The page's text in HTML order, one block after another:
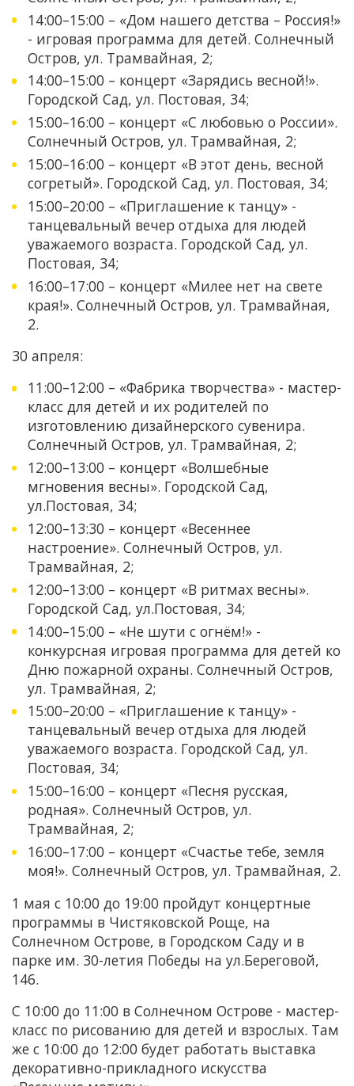
14:00–15:00 – «Дом нашего детства – Россия!»
- игровая программа для детей. Солнечный
Остров, ул. Трамвайная, 2;
14:00–15:00 – концерт «Зарядись весной!».
Городской Сад, ул. Постовая, 34;
15:00–16:00 – концерт «С любовью о России».
Солнечный Остров, ул. Трамвайная, 2;
15:00–16:00 – концерт «В этот день, весной
согретый». Городской Сад, ул. Постовая, 34;
15:00–20:00 – «Приглашение к танцу» -
танцевальный вечер отдыха для людей
уважаемого возраста. Городской Сад, ул.
Постовая, 34;
16:00–17:00 – концерт «Милее нет на свете
края!». Солнечный Остров, ул. Трамвайная,
2.
30 апреля:
11:00–12:00 – «Фабрика творчества» - мастер-
класс для детей и их родителей по
изготовлению дизайнерского сувенира.
Солнечный Остров, ул. Трамвайная, 2;
12:00–13:00 – концерт «Волшебные
мгновения весны». Городской Сад,
ул.Постовая, 34;
12:00–13:30 – концерт «Весеннее
настроение». Солнечный Остров, ул.
Трамвайная, 2;
12:00–13:00 – концерт «В ритмах весны».
Городской Сад, ул.Постовая, 34;
14:00–15:00 – «Не шути с огнём!» -
конкурсная игровая программа для детей ко
Дню пожарной охраны. Солнечный Остров,
ул. Трамвайная, 2;
15:00–20:00 – «Приглашение к танцу» -
танцевальный вечер отдыха для людей
уважаемого возраста. Городской Сад, ул.
Постовая, 34;
15:00–16:00 – концерт «Песня русская,
родная». Солнечный Остров, ул.
Трамвайная, 2;
16:00–17:00 – концерт «Счастье тебе, земля
моя!». Солнечный Остров, ул. Трамвайная, 2.
1 мая с 10:00 до 19:00 пройдут концертные
программы в Чистяковской Роще, на
Солнечном Острове, в Городском Саду и в
парке им. 30-летия Победы на ул.Береговой,
146.
С 10:00 до 11:00 в Солнечном Острове - мастер-
класс по рисованию для детей и взрослых. Там
же с 10:00 до 12:00 будет работать выставка
декоративно-прикладного искусства